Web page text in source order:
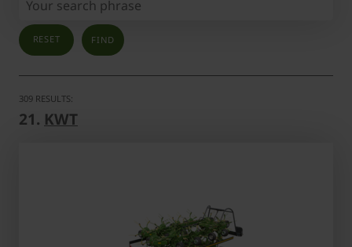
RESET
309 RESULTS:
21. KWT